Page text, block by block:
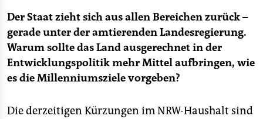
Der Staat zieht sich aus allen Bereichen zurück –
gerade unter der amtierenden Landesregierung.
Warum sollte das Land ausgerechnet in der
Entwicklungspolitik mehr Mittel aufbringen, wie
es die Millenniumsziele vorgeben?
Die derzeitigen Kürzungen im NRW-Haushalt sind